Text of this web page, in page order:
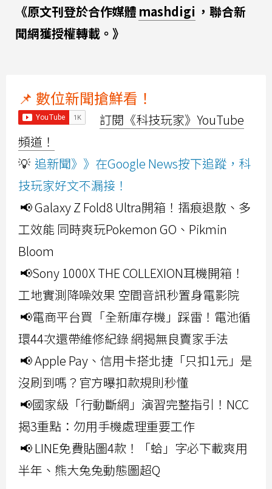
《原文刊登於合作媒體 mashdigi ，聯合新
聞網獲授權轉載。》
📌 數位新聞搶鮮看！
訂閱《科技玩家》YouTube
頻道！
💡 追新聞》》在Google News按下追蹤，科
技玩家好文不漏接！
📢 Galaxy Z Fold8 Ultra開箱！摺痕退散、多
工效能 同時爽玩Pokemon GO、Pikmin
Bloom
📢Sony 1000X THE COLLEXION耳機開箱！
工地實測降噪效果 空間音訊秒置身電影院
📢電商平台買「全新庫存機」踩雷！電池循
環44次還帶維修紀錄 網揭無良賣家手法
📢 Apple Pay、信用卡搭北捷「只扣1元」是
沒刷到嗎？官方曝扣款規則秒懂
📢國家級「行動斷網」演習完整指引！NCC
揭3重點：勿用手機處理重要工作
📢 LINE免費貼圖4款！「蛤」字必下載爽用
半年、熊大兔兔動態圖超Q